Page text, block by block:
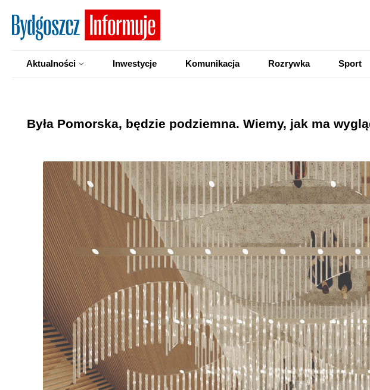
Aktualności Inwestycje Komunikacja Rozrywka Sport
Była Pomorska, będzie podziemna. Wiemy, jak ma